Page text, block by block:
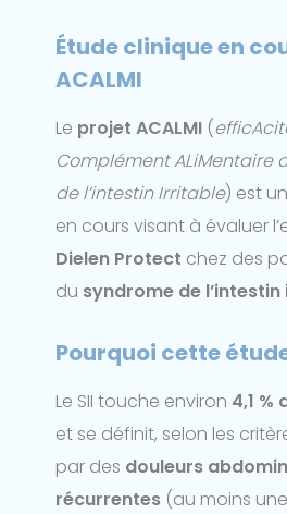
Étude clinique en
ACALMI
Le projet ACALMI(
Complément ALiMentaire
de l’intestin Irritable) est
en cours visant à évaluer
Dielen Protect chez des
du syndrome de
Pourquoi cette
Le SII touche environ 4,1
et se définit, selon les
par des douleurs
récurrentes(au moins